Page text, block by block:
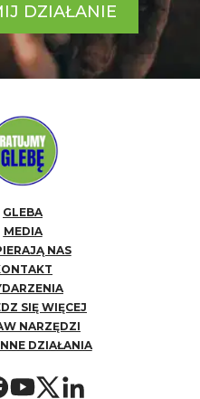
DZIAŁANIE
GLEBA
MEDIA
NAS
SIĘ WIĘCEJ
NARZĘDZI
DZIAŁANIA